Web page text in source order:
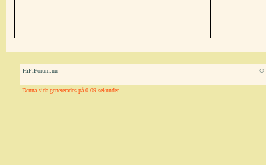
HiFiForum.nu ©
Denna sida genererades på 0.09 sekunder.